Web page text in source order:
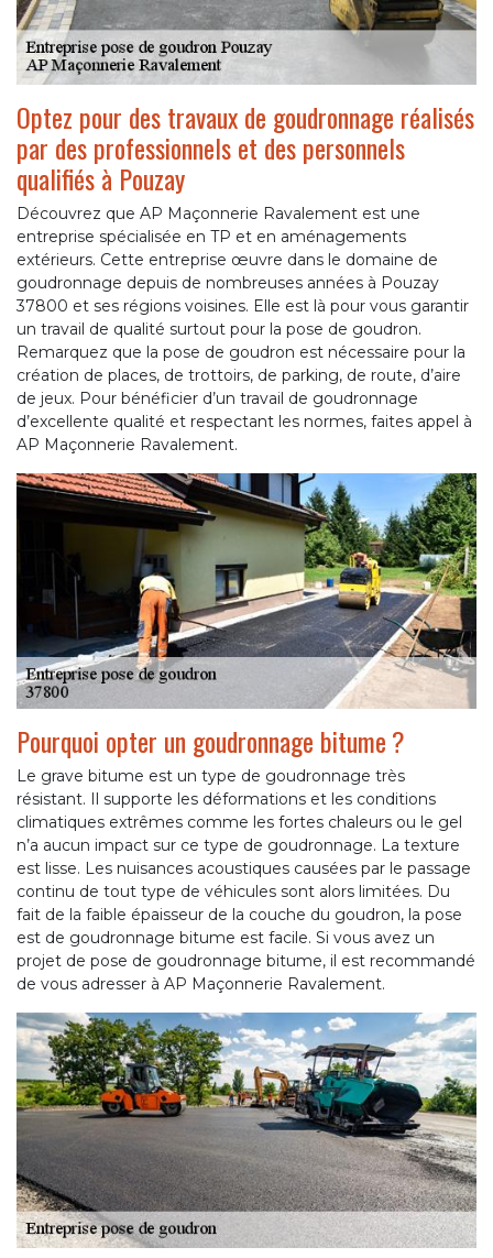
Optez pour des travaux de goudronnage réalisés
par des professionnels et des personnels
qualifiés à Pouzay
Découvrez que AP Maçonnerie Ravalement est une
entreprise spécialisée en TP et en aménagements
extérieurs. Cette entreprise œuvre dans le domaine de
goudronnage depuis de nombreuses années à Pouzay
37800 et ses régions voisines. Elle est là pour vous garantir
un travail de qualité surtout pour la pose de goudron.
Remarquez que la pose de goudron est nécessaire pour la
création de places, de trottoirs, de parking, de route, d’aire
de jeux. Pour bénéficier d’un travail de goudronnage
d’excellente qualité et respectant les normes, faites appel à
AP Maçonnerie Ravalement.
Pourquoi opter un goudronnage bitume ?
Le grave bitume est un type de goudronnage très
résistant. Il supporte les déformations et les conditions
climatiques extrêmes comme les fortes chaleurs ou le gel
n’a aucun impact sur ce type de goudronnage. La texture
est lisse. Les nuisances acoustiques causées par le passage
continu de tout type de véhicules sont alors limitées. Du
fait de la faible épaisseur de la couche du goudron, la pose
est de goudronnage bitume est facile. Si vous avez un
projet de pose de goudronnage bitume, il est recommandé
de vous adresser à AP Maçonnerie Ravalement.